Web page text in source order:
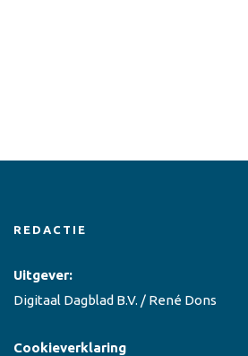
REDACTIE
Uitgever:
Digitaal Dagblad B.V. / René Dons
Cookieverklaring